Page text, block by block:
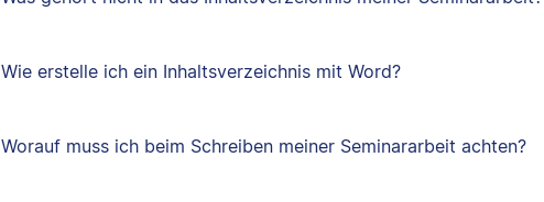
Wie erstelle ich ein Inhaltsverzeichnis mit Word?
Worauf muss ich beim Schreiben meiner Seminararbeit achten?